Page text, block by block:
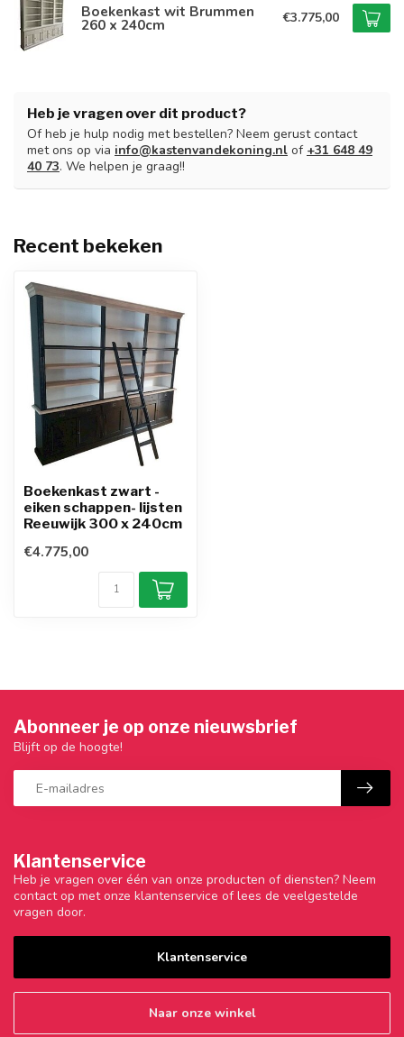
Boekenkast wit Brummen
260 x 240cm €3.775,00
Heb je vragen over dit product?
Of heb je hulp nodig met bestellen? Neem gerust contact
met ons op via info@kastenvandekoning.nl of +31 648 49
40 73. We helpen je graag!!
Recent bekeken
Boekenkast zwart -
eiken schappen- lijsten
Reeuwijk 300 x 240cm
€4.775,00
Klantenservice
Heb je vragen over één van onze producten of diensten? Neem
contact op met onze klantenservice of lees de veelgestelde
vragen door.
Klantenservice
Naar onze winkel
Abonneer je op onze nieuwsbrief
Blijft op de hoogte!